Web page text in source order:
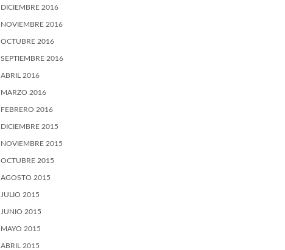
DICIEMBRE 2016
NOVIEMBRE 2016
OCTUBRE 2016
SEPTIEMBRE 2016
ABRIL 2016
MARZO 2016
FEBRERO 2016
DICIEMBRE 2015
NOVIEMBRE 2015
OCTUBRE 2015
AGOSTO 2015
JULIO 2015
JUNIO 2015
MAYO 2015
ABRIL 2015